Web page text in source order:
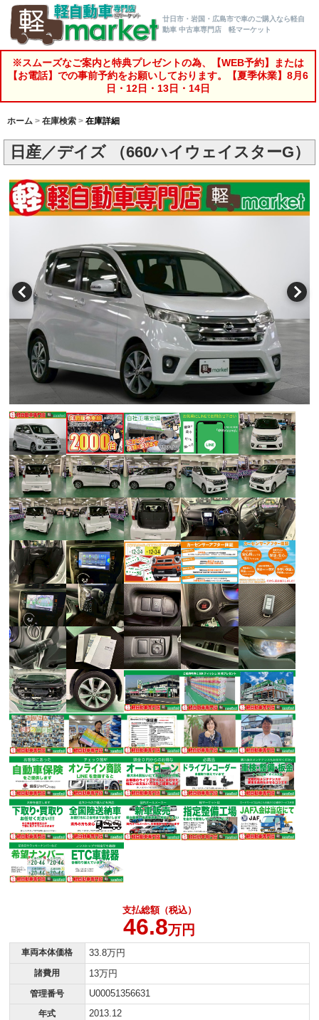
廿日市・岩国・広島市で車のご購入なら軽自
動車 中古車専門店 軽マーケット
※スムーズなご案内と特典プレゼントの為、【WEB予約】または
【お電話】での事前予約をお願いしております。【夏季休業】8月6
日・12日・13日・14日
ホーム 在庫検索 在庫詳細
日産／デイズ （660ハイウェイスターG）
支払総額（税込）
46.8万円
車両本体価格 33.8万円
諸費用 13万円
管理番号 U00051356631
年式 2013.12